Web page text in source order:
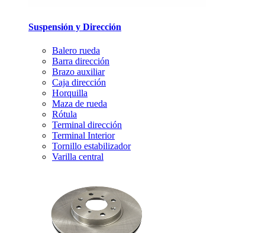
Suspensión y Dirección
Balero rueda
Barra dirección
Brazo auxiliar
Caja dirección
Horquilla
Maza de rueda
Rótula
Terminal dirección
Terminal Interior
Tornillo estabilizador
Varilla central